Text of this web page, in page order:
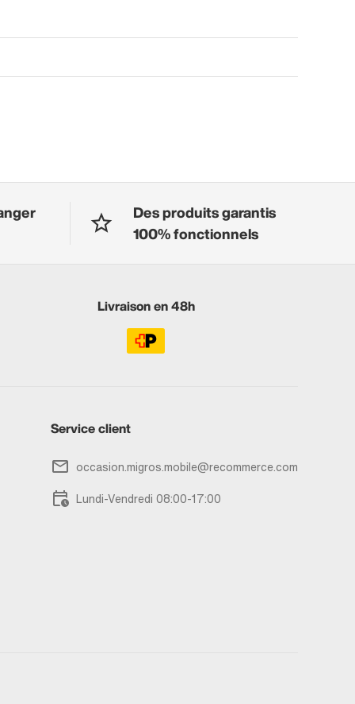
Des produits garantis
100% fonctionnels
Livraison en 48h
Service client
occasion.migros.mobile@recommerce.com
Lundi-Vendredi 08:00-17:00